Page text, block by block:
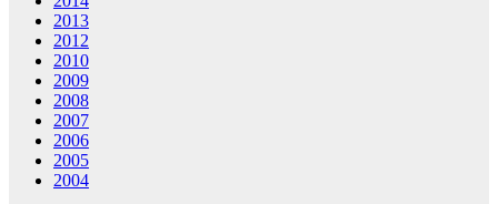
2013
2012
2010
2009
2008
2007
2006
2005
2004